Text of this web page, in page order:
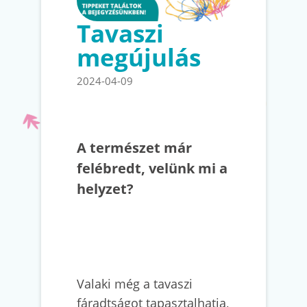
Tavaszi
megújulás
2024-04-09
A természet már
felébredt, velünk mi a
helyzet?
Valaki még a tavaszi
fáradtságot tapasztalhatja,